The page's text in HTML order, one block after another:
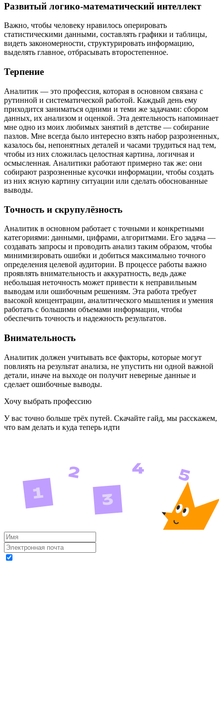
Развитый логико-математический интеллект
Важно, чтобы человеку нравилось оперировать
статистическими данными, составлять графики и таблицы,
видеть закономерности, структурировать информацию,
выделять главное, отбрасывать второстепенное.
Терпение
Аналитик — это профессия, которая в основном связана с
рутинной и систематической работой. Каждый день ему
приходится заниматься одними и теми же задачами: сбором
данных, их анализом и оценкой. Эта деятельность напоминает
мне одно из моих любимых занятий в детстве — собирание
пазлов. Мне всегда было интересно взять набор разрозненных,
казалось бы, непонятных деталей и часами трудиться над тем,
чтобы из них сложилась целостная картина, логичная и
осмысленная. Аналитики работают примерно так же: они
собирают разрозненные кусочки информации, чтобы создать
из них ясную картину ситуации или сделать обоснованные
выводы.
Точность и скрупулёзность
Аналитик в основном работает с точными и конкретными
категориями: данными, цифрами, алгоритмами. Его задача —
создавать запросы и проводить анализ таким образом, чтобы
минимизировать ошибки и добиться максимально точного
определения целевой аудитории. В процессе работы важно
проявлять внимательность и аккуратность, ведь даже
небольшая неточность может привести к неправильным
выводам или ошибочным решениям. Эта работа требует
высокой концентрации, аналитического мышления и умения
работать с большими объемами информации, чтобы
обеспечить точность и надежность результатов.
Внимательность
Аналитик должен учитывать все факторы, которые могут
повлиять на результат анализа, не упустить ни одной важной
детали, иначе на выходе он получит неверные данные и
сделает ошибочные выводы.
Хочу выбрать профессию
У вас точно больше трёх путей. Скачайте гайд, мы расскажем,
что вам делать и куда теперь идти